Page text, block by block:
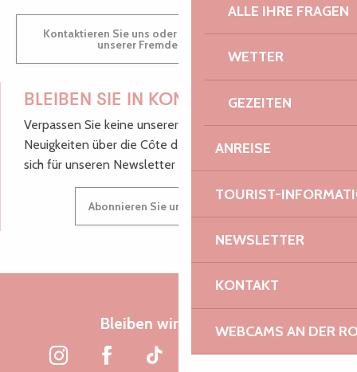
ALLE IHRE FRAGEN
WETTER
GEZEITEN
ANREISE
TOURIST-
NEWSLETTER
KONTAKT
WEBCAMS AN DER
Kontaktieren Sie uns oder besuchen Sie uns in einem
unserer Fremdenverkehrsbüros.
BLEIBEN SIE IN KONTAKT!
Verpassen Sie keine unserer guten Tipps und
Neuigkeiten über die Côte de Granit Rose, melden Sie
sich für unseren Newsletter an.
Abonnieren Sie unseren Newsletter
Bleiben wir verbunden